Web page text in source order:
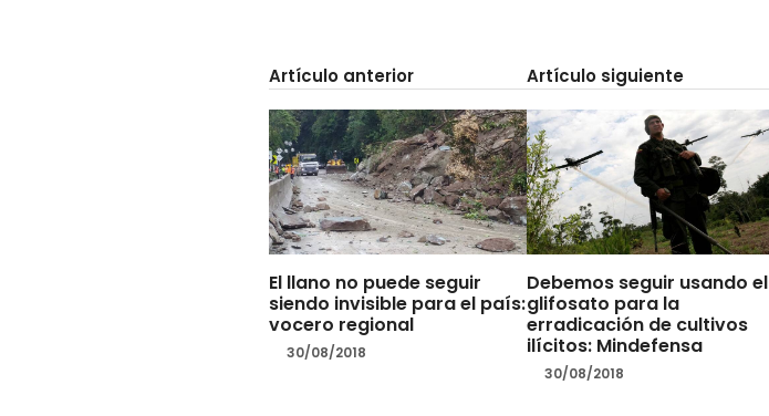
Artículo anterior
El llano no puede seguir
siendo invisible para el país:
vocero regional
30/08/2018
Artículo siguiente
Debemos seguir usando el
glifosato para la
erradicación de cultivos
ilícitos: Mindefensa
30/08/2018